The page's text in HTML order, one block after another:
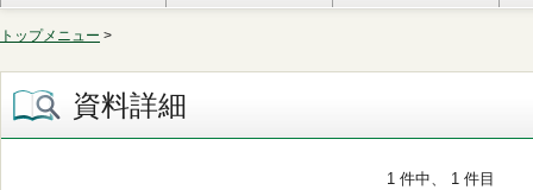
トップメニュー >
資料詳細
1 件中、 1 件目